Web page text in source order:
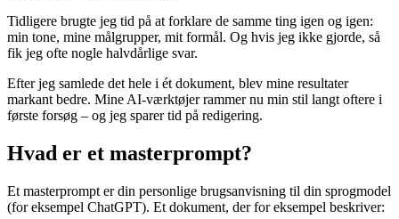
Tidligere brugte jeg tid på at forklare de samme ting igen og igen:
min tone, mine målgrupper, mit formål. Og hvis jeg ikke gjorde, så
fik jeg ofte nogle halvdårlige svar.
Efter jeg samlede det hele i ét dokument, blev mine resultater
markant bedre. Mine AI-værktøjer rammer nu min stil langt oftere i
første forsøg – og jeg sparer tid på redigering.
Hvad er et masterprompt?
Et masterprompt er din personlige brugsanvisning til din sprogmodel
(for eksempel ChatGPT). Et dokument, der for eksempel beskriver: